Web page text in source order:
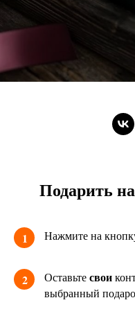
Подарить
1 Нажмите на
2 Оставьтесвои
выбранный